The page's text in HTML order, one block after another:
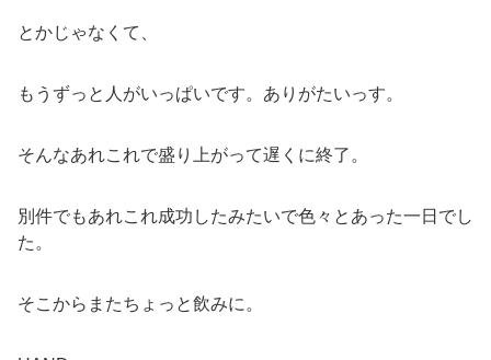
とかじゃなくて、
もうずっと人がいっぱいです。ありがたいっす。
そんなあれこれで盛り上がって遅くに終了。
別件でもあれこれ成功したみたいで色々とあった一日でし
た。
そこからまたちょっと飲みに。